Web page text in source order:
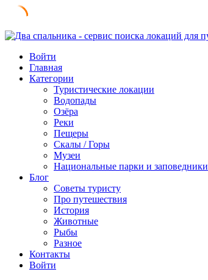
Skip
contentВойти
Главная
Категории
Туристические локации
Водопады
Озёра
Реки
Пещеры
Скалы / Горы
Музеи
Национальные парки и заповедники
Блог
Советы туристу
Про путешествия
История
Животные
Рыбы
Разное
Контакты
Войти